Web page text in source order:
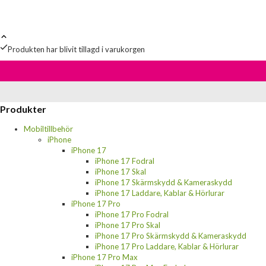
Produkten har blivit tillagd i varukorgen
Produkter
Mobiltillbehör
iPhone
iPhone 17
iPhone 17 Fodral
iPhone 17 Skal
iPhone 17 Skärmskydd & Kameraskydd
iPhone 17 Laddare, Kablar & Hörlurar
iPhone 17 Pro
iPhone 17 Pro Fodral
iPhone 17 Pro Skal
iPhone 17 Pro Skärmskydd & Kameraskydd
iPhone 17 Pro Laddare, Kablar & Hörlurar
iPhone 17 Pro Max